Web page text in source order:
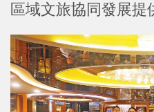
區域文旅協同發展提